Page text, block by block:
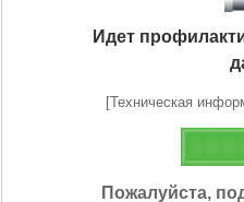
Идет
[Техническая
Пожалуйста,